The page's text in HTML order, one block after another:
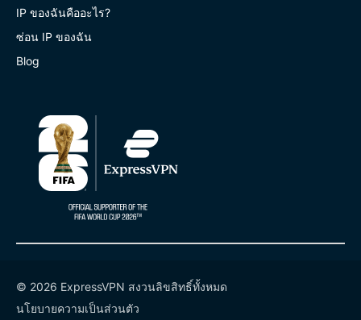
IP ของฉันคืออะไร?
ซ่อน IP ของฉัน
Blog
© 2026 ExpressVPN สงวนลิขสิทธิ์ทั้งหมด
นโยบายความเป็นส่วนตัว